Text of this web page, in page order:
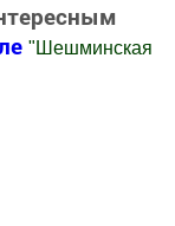
" Шешминская